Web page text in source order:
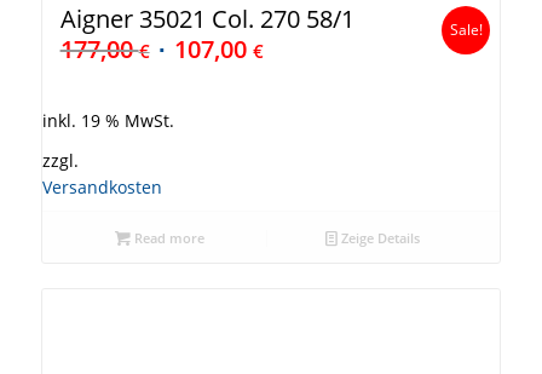
Aigner 35021 Col. 270 58/1
177,00€ 107,00 €
Sale!
inkl. 19 % MwSt.
zzgl.
Versandkosten
Read more Zeige Details